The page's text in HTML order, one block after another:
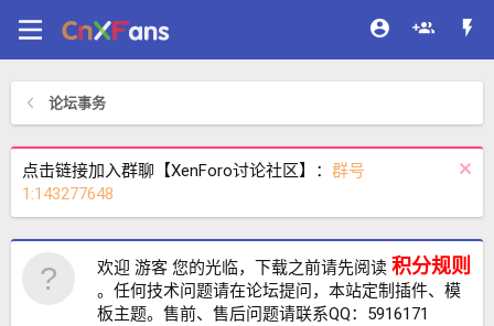
论坛事务
点击链接加入群聊【XenForo讨论社区】： 群号
1:143277648
欢迎 游客 您的光临，下载之前请先阅读 积分规则
。任何技术问题请在论坛提问，本站定制插件、模
板主题。售前、售后问题请联系QQ：5916171